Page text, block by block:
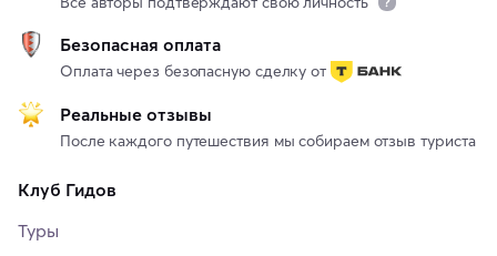
Безопасная оплата
Оплата через безопасную сделку от
Реальные отзывы
После каждого путешествия мы собираем отзыв туриста
Клуб Гидов
Туры